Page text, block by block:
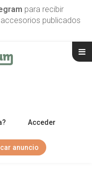
para recibir
publicados
Acceder
anuncio